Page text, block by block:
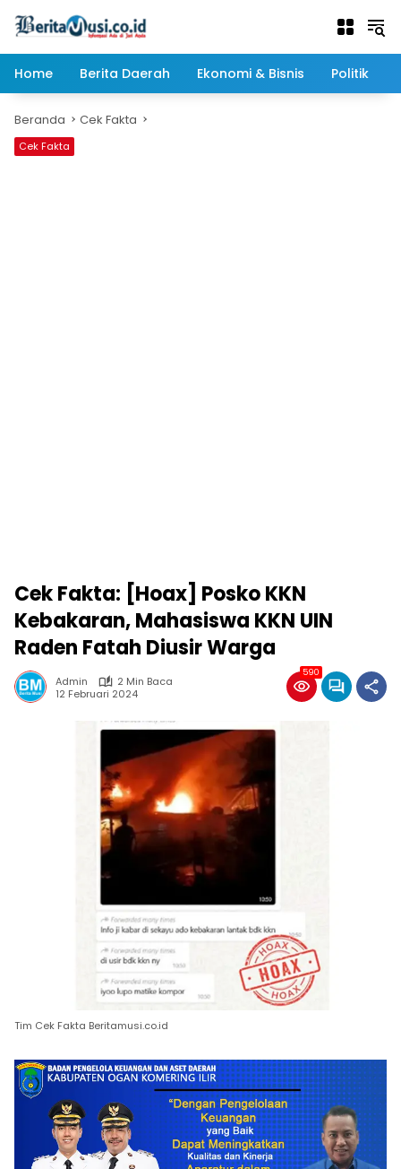
Home
Berita Daerah Ekonomi & Bisnis Politik
Beranda Cek Fakta
Cek Fakta
Cek Fakta: [Hoax] Posko KKN
Kebakaran, Mahasiswa KKN UIN
Raden Fatah Diusir Warga
Admin
2 Min Baca
12 Februari 2024
590
Tim Cek Fakta Beritamusi.co.id